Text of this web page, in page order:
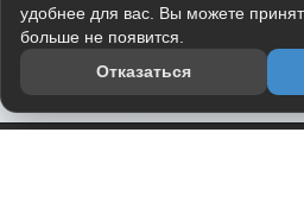
удобнее для вас. Вы можете
больше не появится.
Отказаться